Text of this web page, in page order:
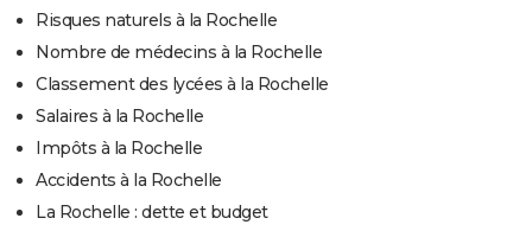
Risques naturels à la Rochelle
Nombre de médecins à la Rochelle
Classement des lycées à la Rochelle
Salaires à la Rochelle
Impôts à la Rochelle
Accidents à la Rochelle
La Rochelle : dette et budget